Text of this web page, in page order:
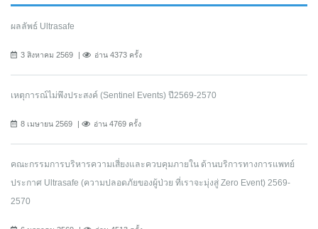
ผลลัพธ์ Ultrasafe
3 สิงหาคม 2569 อ่าน 4373 ครั้ง
เหตุการณ์ไม่พึงประสงค์ (Sentinel Events) ปี2569-2570
8 เมษายน 2569 อ่าน 4769 ครั้ง
คณะกรรมการบริหารความเสี่ยงและควบคุมภายใน ด้านบริการทางการแพทย์
ประกาศ Ultrasafe (ความปลอดภัยของผู้ป่วย ที่เราจะมุ่งสู่ Zero Event) 2569-
2570